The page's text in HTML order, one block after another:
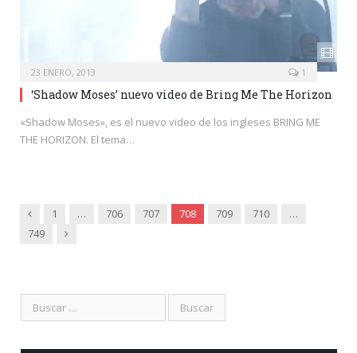
23 ENERO, 2013 1
‘Shadow Moses’ nuevo video de Bring Me The Horizon
«Shadow Moses», es el nuevo video de los ingleses BRING ME
THE HORIZON. El tema…
Anterior
1 … 706 707 708 709 710
…
749
Siguiente